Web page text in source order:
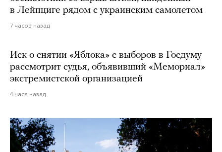
в Лейпциге рядом с украинским самолетом
7 часов назад
Иск о снятии «Яблока» с выборов в Госдуму
рассмотрит судья, объявивший «Мемориал»
экстремистской организацией
4 часа назад